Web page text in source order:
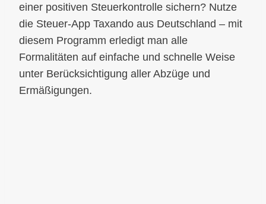
einer positiven Steuerkontrolle sichern? Nutze
die Steuer-App Taxando aus Deutschland – mit
diesem Programm erledigt man alle
Formalitäten auf einfache und schnelle Weise
unter Berücksichtigung aller Abzüge und
Ermäßigungen.